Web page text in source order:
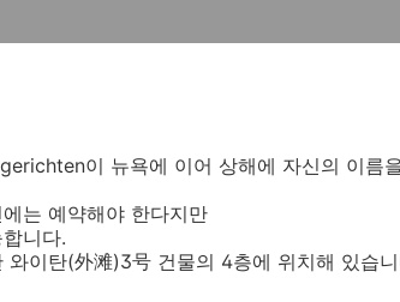
이 뉴욕에 이어 상해에 자신의 이름
는 예약해야 한다지만
니다.
와이탄(外滩)3号 건물의 4층에 위치해 있습